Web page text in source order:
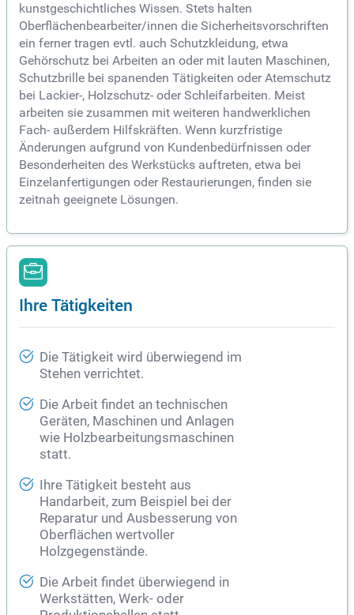
kunstgeschichtliches Wissen. Stets halten
Oberflächenbearbeiter/innen die Sicherheitsvorschriften
ein ferner tragen evtl. auch Schutzkleidung, etwa
Gehörschutz bei Arbeiten an oder mit lauten Maschinen,
Schutzbrille bei spanenden Tätigkeiten oder Atemschutz
bei Lackier-, Holzschutz- oder Schleifarbeiten. Meist
arbeiten sie zusammen mit weiteren handwerklichen
Fach- außerdem Hilfskräften. Wenn kurzfristige
Änderungen aufgrund von Kundenbedürfnissen oder
Besonderheiten des Werkstücks auftreten, etwa bei
Einzelanfertigungen oder Restaurierungen, finden sie
zeitnah geeignete Lösungen.
Ihre Tätigkeiten
Die Tätigkeit wird überwiegend im
Stehen verrichtet.
Die Arbeit findet an technischen
Geräten, Maschinen und Anlagen
wie Holzbearbeitungsmaschinen
statt.
Ihre Tätigkeit besteht aus
Handarbeit, zum Beispiel bei der
Reparatur und Ausbesserung von
Oberflächen wertvoller
Holzgegenstände.
Die Arbeit findet überwiegend in
Werkstätten, Werk- oder